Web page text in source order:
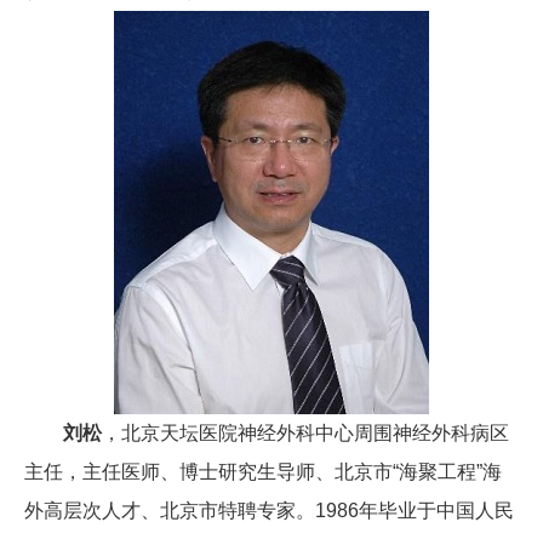
刘松，北京天坛医院神经外科中心周围神经外科病区
主任，主任医师、博士研究生导师、北京市“海聚工程”海
外高层次人才、北京市特聘专家。1986年毕业于中国人民